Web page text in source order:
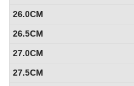
26.0CM
26.5CM
27.0CM
27.5CM